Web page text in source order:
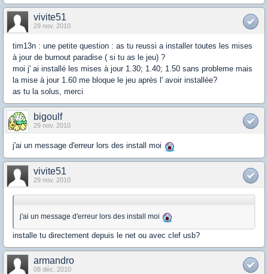
vivite51
29 nov. 2010
tim13n : une petite question : as tu reussi a installer toutes les mises
à jour de burnout paradise ( si tu as le jeu) ?
moi j' ai installé les mises à jour 1.30; 1.40; 1.50 sans probleme mais
la mise à jour 1.60 me bloque le jeu après l' avoir installée?
as tu la solus, merci
bigoulf
29 nov. 2010
j'ai un message d'erreur lors des install moi
vivite51
29 nov. 2010
j'ai un message d'erreur lors des install moi
installe tu directement depuis le net ou avec clef usb?
armandro
08 déc. 2010